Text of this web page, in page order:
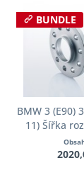
BUNDLE
BMW 3 (E90)
11) Šířka
Pro-Spacer
System2